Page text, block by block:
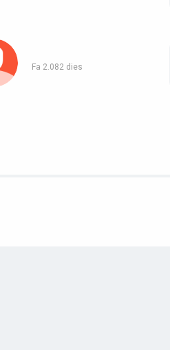
Fa 2.082 dies